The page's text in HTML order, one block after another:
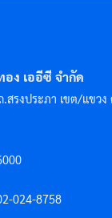
ง เออีซี จำกัด
รงประภา เขต/แขวง
024-8758